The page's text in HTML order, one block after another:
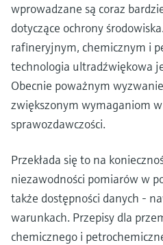
wprowadzane są coraz
dotyczące ochrony
rafineryjnym, chemicznym i
technologia ultradźwiękowa
Obecnie poważnym
zwiększonym wymaganiom
sprawozdawczości.
Przekłada się to na
niezawodności pomiarów w
także dostępności danych -
warunkach. Przepisy dla
chemicznego i